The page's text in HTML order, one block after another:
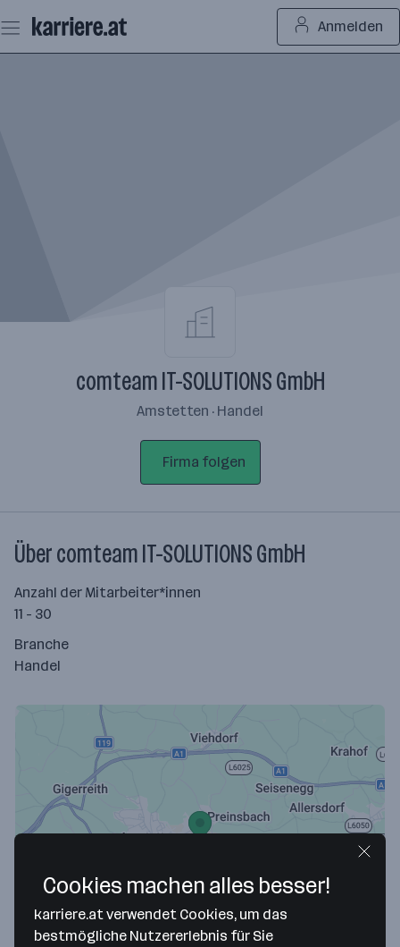
Seiteninhalt
springen
Anmelden
comteam IT-SOLUTIONS GmbH
Amstetten · Handel
Firma folgen
Über comteam IT-SOLUTIONS GmbH
Anzahl der Mitarbeiter*innen
11 - 30
Branche
Handel
Map data ©2026 Google
comteam IT-SOLUTIONS GmbH
Cookies machen alles besser!
karriere.at verwendet Cookies, um das
bestmögliche Nutzererlebnis für Sie